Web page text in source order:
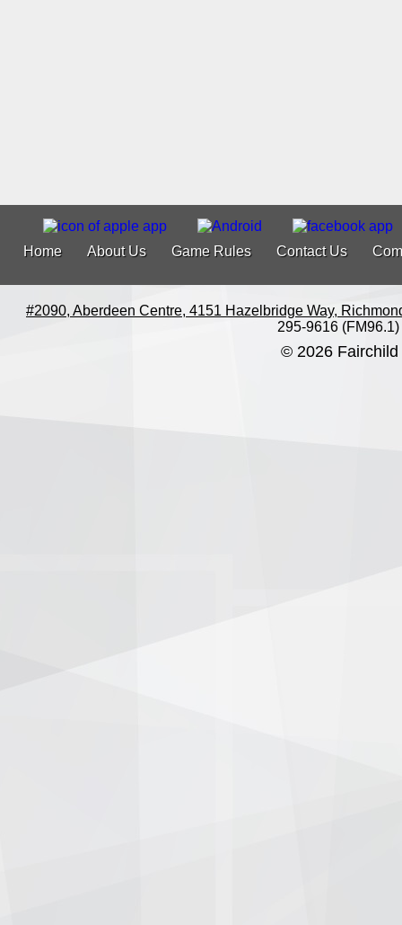
Home About Us Game Rules Contact Us
#2090, Aberdeen Centre, 4151 Hazelbridge Way,
295-9616 (FM96.1)
© 2026 Fairchild